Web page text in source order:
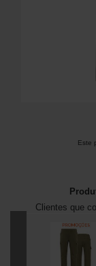
Este
Clientes que